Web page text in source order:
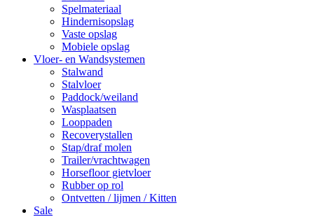
Spelmateriaal
Hindernisopslag
Vaste opslag
Mobiele opslag
Vloer- en Wandsystemen
Stalwand
Stalvloer
Paddock/weiland
Wasplaatsen
Looppaden
Recoverystallen
Stap/draf molen
Trailer/vrachtwagen
Horsefloor gietvloer
Rubber op rol
Ontvetten / lijmen / Kitten
Sale